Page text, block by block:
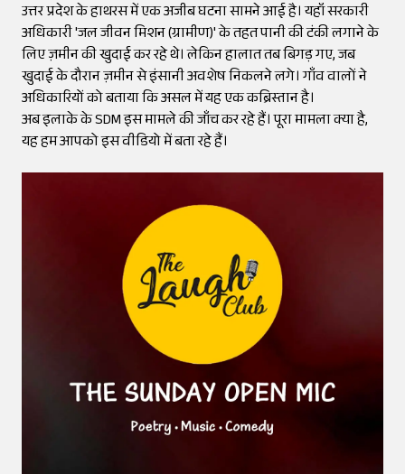
उत्तर प्रदेश के हाथरस में एक अजीब घटना सामने आई है। यहाँ सरकारी
अधिकारी 'जल जीवन मिशन (ग्रामीण)' के तहत पानी की टंकी लगाने के
लिए ज़मीन की खुदाई कर रहे थे। लेकिन हालात तब बिगड़ गए, जब
खुदाई के दौरान ज़मीन से इंसानी अवशेष निकलने लगे। गाँव वालों ने
अधिकारियों को बताया कि असल में यह एक कब्रिस्तान है।
अब इलाके के SDM इस मामले की जाँच कर रहे हैं। पूरा मामला क्या है,
यह हम आपको इस वीडियो में बता रहे हैं।